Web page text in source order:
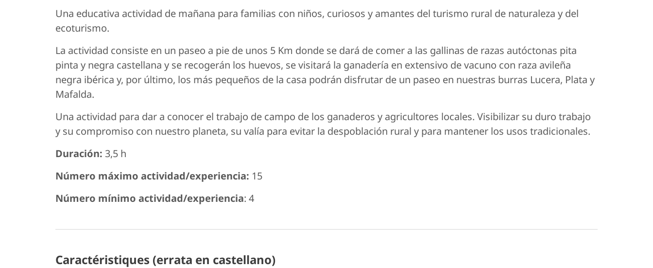
Una educativa actividad de mañana para familias con niños, curiosos y amantes del turismo rural de naturaleza y del
ecoturismo.
La actividad consiste en un paseo a pie de unos 5 Km donde se dará de comer a las gallinas de razas autóctonas pita
pinta y negra castellana y se recogerán los huevos, se visitará la ganadería en extensivo de vacuno con raza avileña
negra ibérica y, por último, los más pequeños de la casa podrán disfrutar de un paseo en nuestras burras Lucera, Plata y
Mafalda.
Una actividad para dar a conocer el trabajo de campo de los ganaderos y agricultores locales. Visibilizar su duro trabajo
y su compromiso con nuestro planeta, su valía para evitar la despoblación rural y para mantener los usos tradicionales.
Duración: 3,5 h
Número máximo actividad/experiencia: 15
Número mínimo actividad/experiencia: 4
Caractéristiques (errata en castellano)